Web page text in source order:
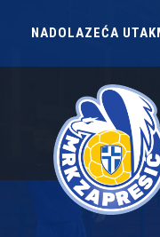
NADOLAZEĆA